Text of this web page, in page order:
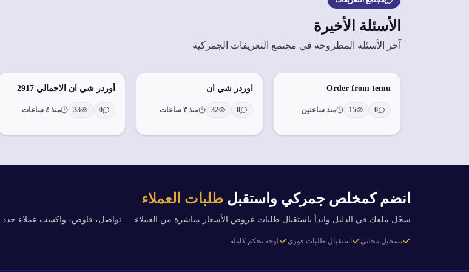
الأسئلة الأخيرة
آخر الأسئلة المطروحة في مجتمع التعريفات الجمركية
Order from temu
0
15 منذ ساعتين
اوردر شي ان
0
32 منذ ٣ ساعات
أوردر شي ان الاجمالي 2917
0
33 منذ ٤ ساعات
انضم كمخلص جمركي واستقبل طلبات العملاء
سجّل ملفك في الدليل وابدأ باستقبال طلبات عروض الأسعار مباشرة من العملاء — تواصل، فاوض، واكسب عملاء جدد.
تسجيل مجاني استقبال طلبات فوري لوحة تحكم كاملة